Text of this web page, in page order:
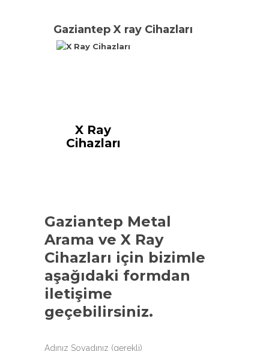
Gaziantep X ray Cihazları
X Ray
Cihazları
Gaziantep Metal
Arama ve X Ray
Cihazları için bizimle
aşağıdaki formdan
iletişime
geçebilirsiniz.
Adınız Soyadınız (gerekli)